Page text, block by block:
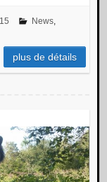
News,
plus de détails